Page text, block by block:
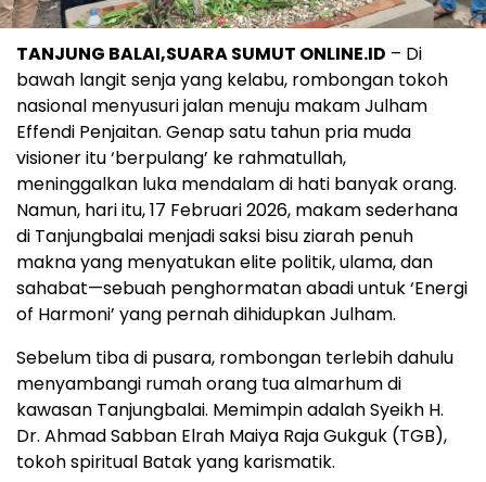
TANJUNG BALAI,SUARA SUMUT ONLINE.ID – Di
bawah langit senja yang kelabu, rombongan tokoh
nasional menyusuri jalan menuju makam Julham
Effendi Penjaitan. Genap satu tahun pria muda
visioner itu ‘berpulang’ ke rahmatullah,
meninggalkan luka mendalam di hati banyak orang.
Namun, hari itu, 17 Februari 2026, makam sederhana
di Tanjungbalai menjadi saksi bisu ziarah penuh
makna yang menyatukan elite politik, ulama, dan
sahabat—sebuah penghormatan abadi untuk ‘Energi
of Harmoni’ yang pernah dihidupkan Julham.
Sebelum tiba di pusara, rombongan terlebih dahulu
menyambangi rumah orang tua almarhum di
kawasan Tanjungbalai. Memimpin adalah Syeikh H.
Dr. Ahmad Sabban Elrah Maiya Raja Gukguk (TGB),
tokoh spiritual Batak yang karismatik.